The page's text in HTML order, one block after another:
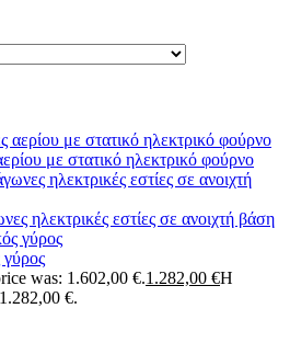
με στατικό ηλεκτρικό φούρνο
ηλεκτρικές εστίες σε ανοιχτή βάση
was: 1.602,00 €.1.282,00 €Η
1.282,00 €.